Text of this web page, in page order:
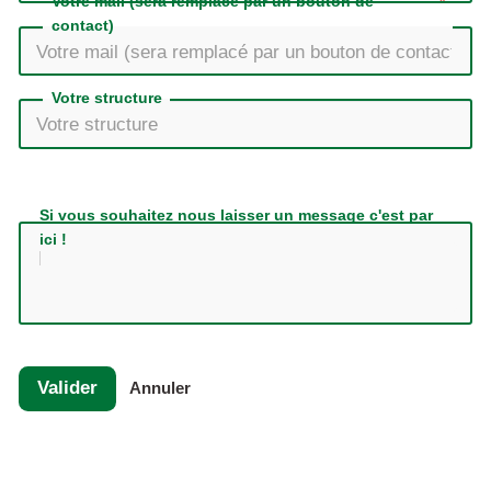
contact)
Votre structure
Si vous souhaitez nous laisser un message c'est par
ici !
Valider Annuler